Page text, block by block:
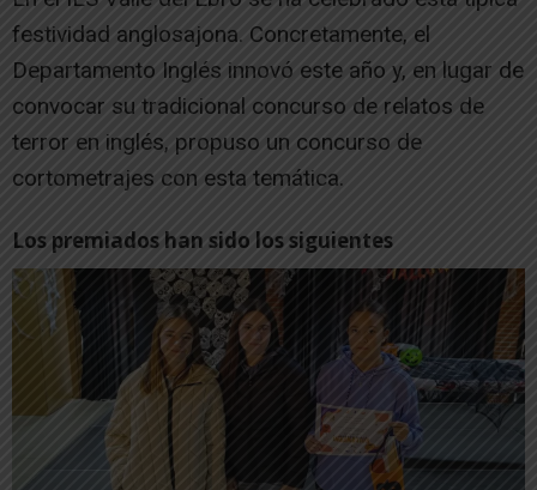
festividad anglosajona. Concretamente, el
Departamento Inglés innovó este año y, en lugar de
convocar su tradicional concurso de relatos de
terror en inglés, propuso un concurso de
cortometrajes con esta temática.
Los premiados han sido los siguientes